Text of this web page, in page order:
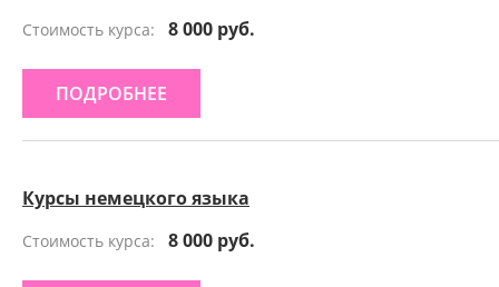
Стоимость курса: 8 000 руб.
ПОДРОБНЕЕ
Курсы немецкого языка
Стоимость курса: 8 000 руб.